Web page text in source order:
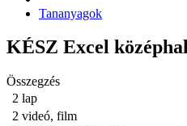
Tananyagok
KÉSZ Excel
Összegzés
2 lap
2 videó, film